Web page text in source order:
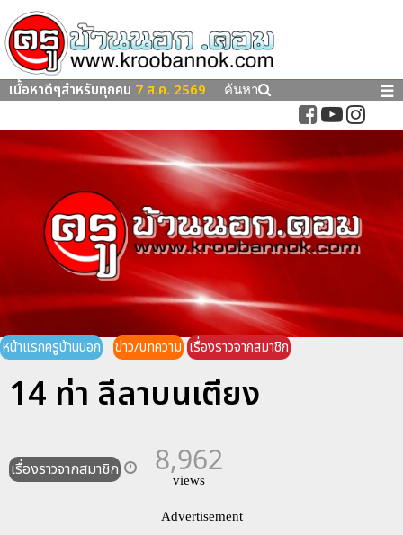
เนื้อหาดีๆสำหรับทุกคน 7 ส.ค. 2569 ค้นหา ☰
หน้าแรกครูบ้านนอก ข่าว/บทความ เรื่องราวจากสมาชิก
14 ท่า ลีลาบนเตียง
เรื่องราวจากสมาชิก 8,962
views
Advertisement